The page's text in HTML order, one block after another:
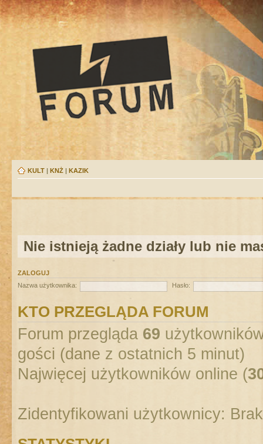
KULT | KNŻ | KAZIK
Nie istnieją żadne działy lub nie
ZALOGUJ
Nazwa użytkownika:
Hasło:
KTO PRZEGLĄDA FORUM
Forum przegląda 69
gości (dane z ostatnich 5 minut)
Najwięcej użytkowników online (
Zidentyfikowani użytkownicy: